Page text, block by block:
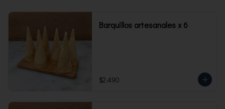
Barquillos artesanales x 6
$2.490